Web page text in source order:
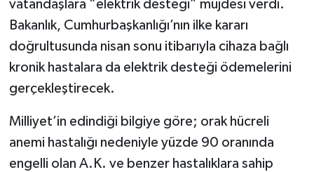
vatandaşlara “elektrik desteği” müjdesi verdi.
Bakanlık, Cumhurbaşkanlığı’nın ilke kararı
doğrultusunda nisan sonu itibarıyla cihaza bağlı
kronik hastalara da elektrik desteği ödemelerini
gerçekleştirecek.
Milliyet’in edindiği bilgiye göre; orak hücreli
anemi hastalığı nedeniyle yüzde 90 oranında
engelli olan A.K. ve benzer hastalıklara sahip